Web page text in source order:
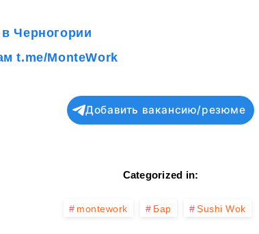
Черногории
t.me/MonteWork
Добавить вакансию/резюме
Categorized in:
montework Бар Sushi Wok